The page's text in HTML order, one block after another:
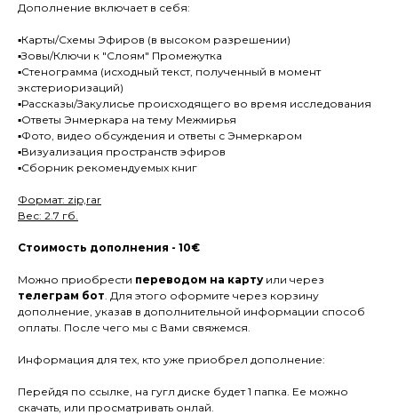
Дополнение включает в себя:
▪️Карты/Схемы Эфиров (в высоком разрешении)
▪️Зовы/Ключи к "Слоям" Промежутка
▪️Стенограмма (исходный текст, полученный в момент
экстериоризаций)
▪️Рассказы/Закулисье происходящего во время исследования
▪️Ответы Энмеркара на тему Межмирья
▪️Фото, видео обсуждения и ответы с Энмеркаром
▪️Визуализация пространств эфиров
▪️Сборник рекомендуемых книг
Формат: zip,rar
Вес: 2.7 гб.
Стоимость дополнения - 10€
Можно приобрести переводом на картуили через
телеграм бот. Для этого оформите через корзину
дополнение, указав в дополнительной информации способ
оплаты. После чего мы с Вами свяжемся.
Информация для тех, кто уже приобрел дополнение:
Перейдя по ссылке, на гугл диске будет 1 папка. Ее можно
скачать, или просматривать онлай.